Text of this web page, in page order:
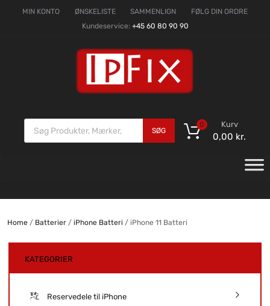
MIN KONTO ØNSKELISTE SAMMENLIGN
FØLG DIN ORDRE
Kundeservice: +45 60 80 90 90
SØG
Kurv
0,00 kr.
0
Home/ Batterier/ iPhone Batteri / iPhone 11 Batteri
KATEGORIER
Reservedele til iPhone